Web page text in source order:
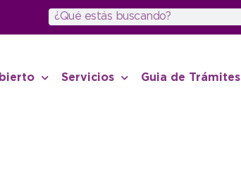
Servicios Guia de Trámites